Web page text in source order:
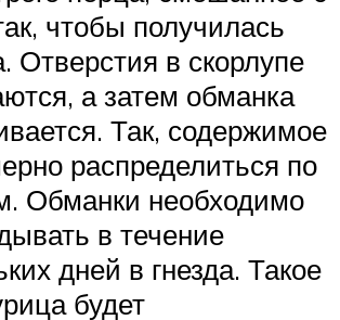
чтобы получилась
Отверстия в скорлупе
а затем обманка
Так, содержимое
распределиться по
Обманки необходимо
в течение
дней в гнезда. Такое
будет